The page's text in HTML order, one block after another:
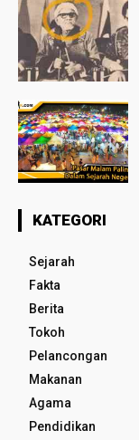
KATEGORI
Sejarah
Fakta
Berita
Tokoh
Pelancongan
Makanan
Agama
Pendidikan